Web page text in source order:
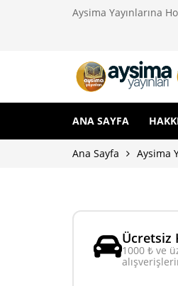
Aysima Yayınlarına
ANA SAYFA
Ana Sayfa Aysima
Ücretsiz
1000 ₺ ve